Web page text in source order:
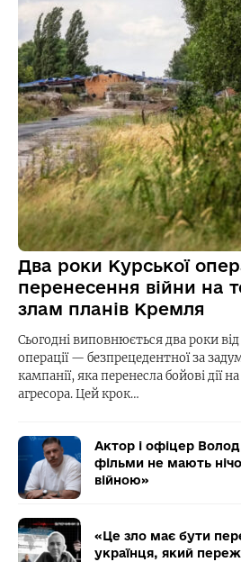
Два роки Курської
перенесення війни на
злам планів Кремля
Сьогодні виповнюється два роки
операції — безпрецедентної за
кампанії, яка перенесла бойові дії
агресора. Цей крок…
Актор і офіцер
фільми не мають
війною»
«Це зло має бути
українця, який